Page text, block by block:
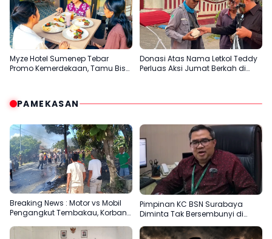
Myze Hotel Sumenep Tebar
Promo Kemerdekaan, Tamu Bisa
Donasi Atas Nama Letkol Teddy
Perluas Aksi Jumat Berkah di
PAMEKASAN
Breaking News : Motor vs Mobil
Pengangkut Tembakau, Korban
Pimpinan KC BSN Surabaya
Diminta Tak Bersembunyi di